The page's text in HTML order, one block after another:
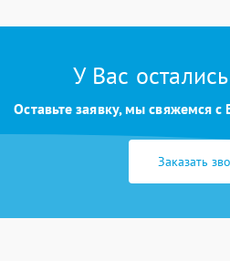
У Вас
Оставьте заявку, мы свяжемся
Заказать